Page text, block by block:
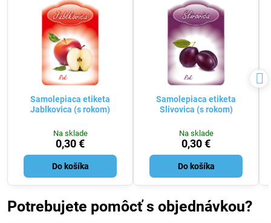
Samolepiaca etiketa
Jablkovica (s rokom)
Na sklade
0,30 €
Do košíka
Samolepiaca etiketa
Slivovica (s rokom)
Na sklade
0,30 €
Do košíka
Potrebujete pomôcť s objednávkou?